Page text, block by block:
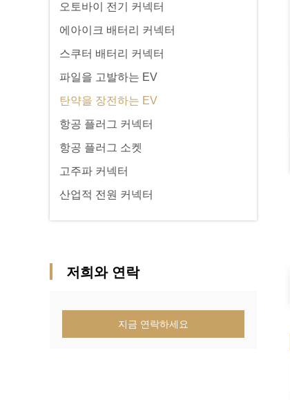
오토바이 전기 커넥터
에아이크 배터리 커넥터
스쿠터 배터리 커넥터
파일을 고발하는 EV
탄약을 장전하는 EV
항공 플러그 커넥터
항공 플러그 소켓
고주파 커넥터
산업적 전원 커넥터
저희와 연락
지금 연락하세요